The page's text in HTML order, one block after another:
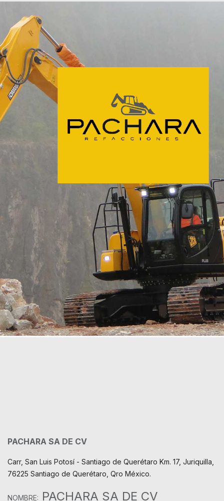
PACHARA SA DE CV
Carr, San Luis Potosí - Santiago de Querétaro Km. 17, Juriquilla,
76225 Santiago de Querétaro, Qro México.
NOMBRE: PACHARA SA DE CV